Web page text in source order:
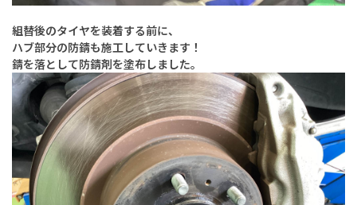
組替後のタイヤを装着する前に、
ハブ部分の防錆も施工していきます！
錆を落として防錆剤を塗布しました。